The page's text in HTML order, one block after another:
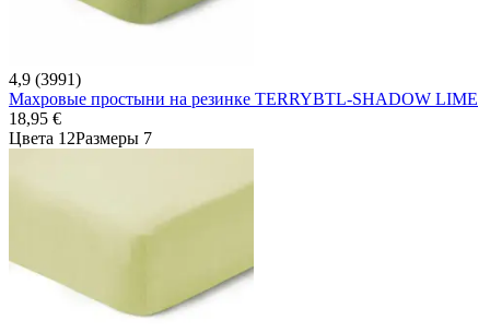
4,9 (3991)
Махровые простыни на резинке TERRYBTL-SHADOW LIME
18,95 €
Цвета 12Размеры 7